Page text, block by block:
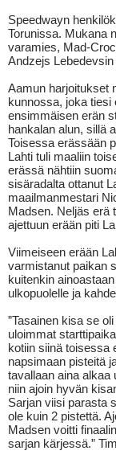
Speedwayn
Torunissa. Mukana
varamies, Mad-
Andzejs Lebedevsin
Aamun harjoitukset
kunnossa, joka tiesi
ensimmäisen erän
hankalan alun, sillä
Toisessa erässään
Lahti tuli maaliin
erässä nähtiin
sisäradalta ottanut
maailmanmestari
Madsen. Neljäs erä
ajettuun erään piti
Viimeiseen erään
varmistanut paikan
kuitenkin
ulkopuolelle ja
”Tasainen kisa se
uloimmat
kotiin siinä toisessa
napsimaan pisteitä
tavallaan aina
niin ajoin hyvän
Sarjan viisi parasta
ole kuin 2 pistettä.
Madsen voitti
sarjan kärjessä.”